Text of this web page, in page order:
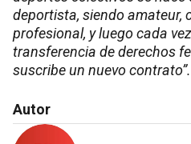
deportista, siendo amateur,
profesional, y luego cada
transferencia de derechos
suscribe un nuevo contrato”.
Autor